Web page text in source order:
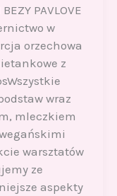
PAVLOVE
w
orzechowa
z
wraz
mleczkiem
warsztatów
ze
aspekty